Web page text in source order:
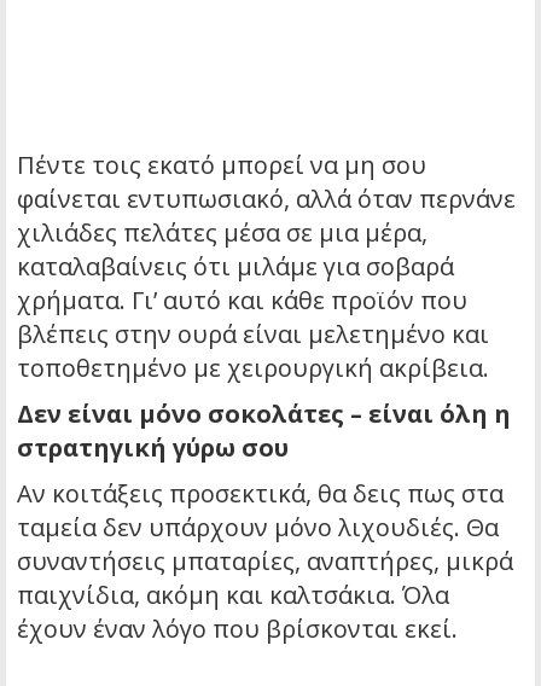
Πέντε τοις εκατό μπορεί να μη σου
φαίνεται εντυπωσιακό, αλλά όταν περνάνε
χιλιάδες πελάτες μέσα σε μια μέρα,
καταλαβαίνεις ότι μιλάμε για σοβαρά
χρήματα. Γι’ αυτό και κάθε προϊόν που
βλέπεις στην ουρά είναι μελετημένο και
τοποθετημένο με χειρουργική ακρίβεια.
Δεν είναι μόνο σοκολάτες – είναι όλη η
στρατηγική γύρω σου
Αν κοιτάξεις προσεκτικά, θα δεις πως στα
ταμεία δεν υπάρχουν μόνο λιχουδιές. Θα
συναντήσεις μπαταρίες, αναπτήρες, μικρά
παιχνίδια, ακόμη και καλτσάκια. Όλα
έχουν έναν λόγο που βρίσκονται εκεί.